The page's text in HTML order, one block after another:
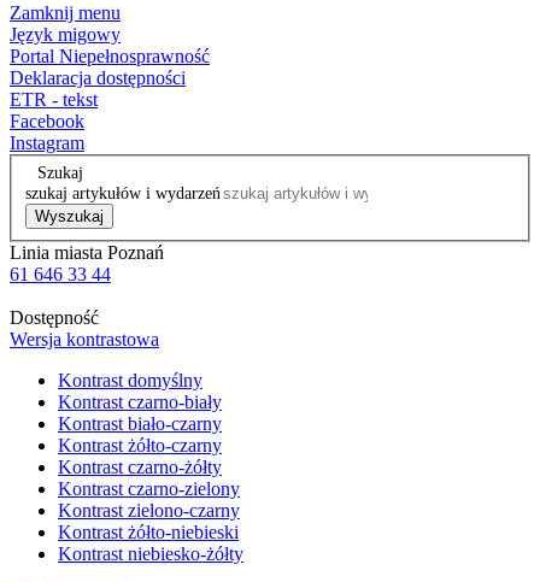
Zamknij menu
Język migowy
Portal Niepełnosprawność
Deklaracja dostępności
ETR - tekst
Facebook
Instagram
Szukaj
szukaj artykułów i wydarzeń
Wyszukaj
Linia miasta Poznań
61 646 33 44
Dostępność
Wersja kontrastowa
Kontrast domyślny
Kontrast czarno-biały
Kontrast biało-czarny
Kontrast żółto-czarny
Kontrast czarno-żółty
Kontrast czarno-zielony
Kontrast zielono-czarny
Kontrast żółto-niebieski
Kontrast niebiesko-żółty